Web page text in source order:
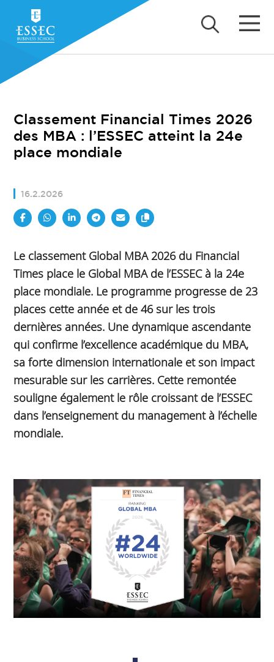
Classement Financial Times 2026
des MBA : l’ESSEC atteint la 24e
place mondiale
16.2.2026
Le classement Global MBA 2026 du Financial
Times place le Global MBA de l’ESSEC à la 24e
place mondiale. Le programme progresse de 23
places cette année et de 46 sur les trois
dernières années. Une dynamique ascendante
qui confirme l’excellence académique du MBA,
sa forte dimension internationale et son impact
mesurable sur les carrières. Cette remontée
souligne également le rôle croissant de l’ESSEC
dans l’enseignement du management à l’échelle
mondiale.